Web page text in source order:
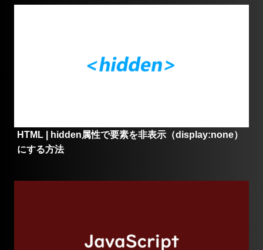
HTML | hidden属性で要素を非表示（display:none）
にする方法